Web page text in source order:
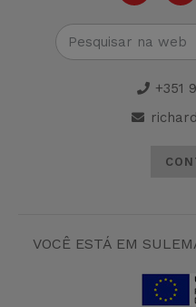
+351
VOCÊ ESTÁ EM